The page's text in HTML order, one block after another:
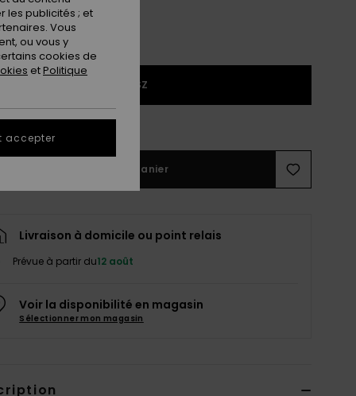
1SZ
le Guide des tailles
Ajouter au panier
Livraison à domicile ou point relais
Prévue à partir du12 août
Voir la disponibilité en magasin
Sélectionner mon magasin
les publicités ; et
Vous
ou vous y
cookies de
etPolitique
accepter